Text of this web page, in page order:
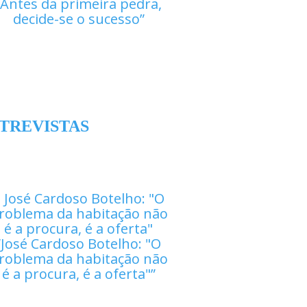
Antes da primeira pedra,
decide-se o sucesso
José Cardoso Botelho: "O
da habitação não
é a procura, é a oferta"